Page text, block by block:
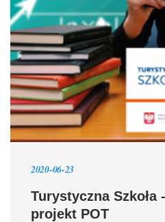
2020-06-23
Turystyczna Szkoła
projekt POT